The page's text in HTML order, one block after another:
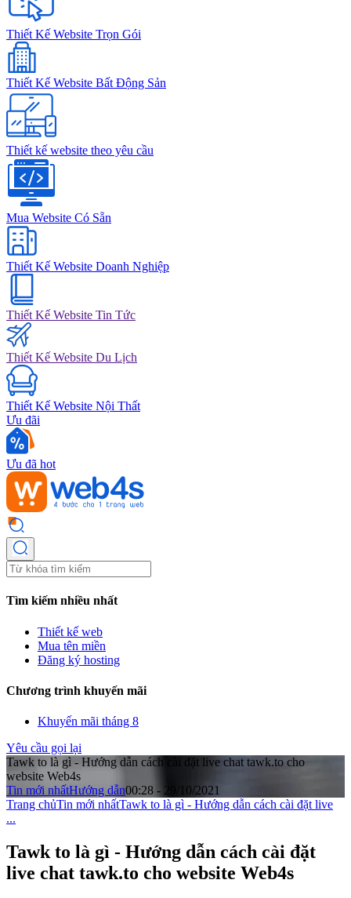
Thiết Kế Website Trọn Gói
Thiết Kế Website Bất Động Sản
Thiết kế website theo yêu cầu
Mua Website Có Sẵn
Thiết Kế Website Doanh Nghiệp
Thiết Kế Website Tin Tức
Thiết Kế Website Du Lịch
Thiết Kế Website Nội Thất
Ưu đãi
Ưu đã hot
Tìm kiếm nhiều nhất
Thiết kế web
Mua tên miền
Đăng ký hosting
Chương trình khuyến mãi
Khuyến mãi tháng 8
Yêu cầu gọi lại
Tawk to là gì - Hướng dẫn cách cài đặt live chat tawk.to cho
website Web4s
Tin mới nhấtHướng dẫn00:28 - 29/10/2021
Trang chủTin mới nhấtTawk to là gì - Hướng dẫn cách cài đặt live
...
Tawk to là gì - Hướng dẫn cách cài đặt
live chat tawk.to cho website Web4s